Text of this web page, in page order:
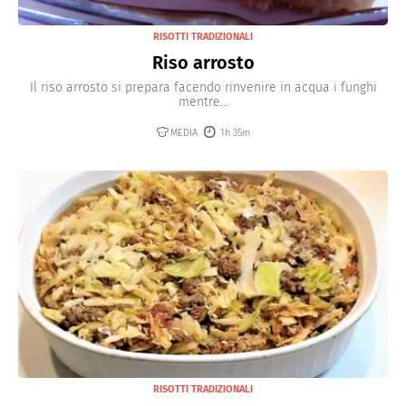
RISOTTI TRADIZIONALI
Riso arrosto
Il riso arrosto si prepara facendo rinvenire in acqua i funghi
mentre...
MEDIA 1h 35m
RISOTTI TRADIZIONALI